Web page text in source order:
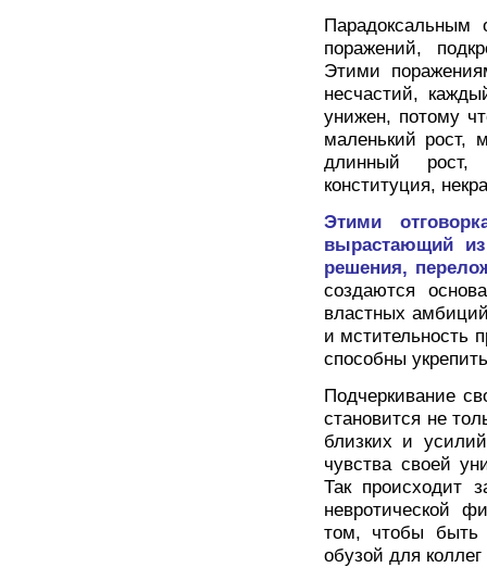
Парадоксальным
поражений,
Этими
несчастий,
унижен, потому
маленький рост,
длинный рост,
конституция,
Этими
вырастающий
решения,
создаются
властных
и мстительность
способны
Подчеркивание
становится не
близких и
чувства своей
Так происходит
невротической
том, чтобы быть
обузой для